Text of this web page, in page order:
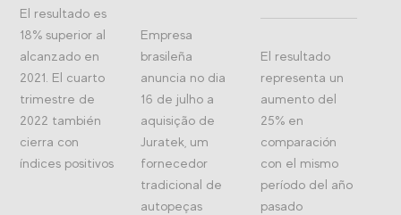
El resultado es
18% superior al
alcanzado en
2021. El cuarto
trimestre de
2022 también
cierra con
índices positivos
Empresa
brasileña
anuncia no dia
16 de julho a
aquisição de
Juratek, um
fornecedor
tradicional de
autopeças
El resultado
representa un
aumento del
25% en
comparación
con el mismo
período del año
pasado